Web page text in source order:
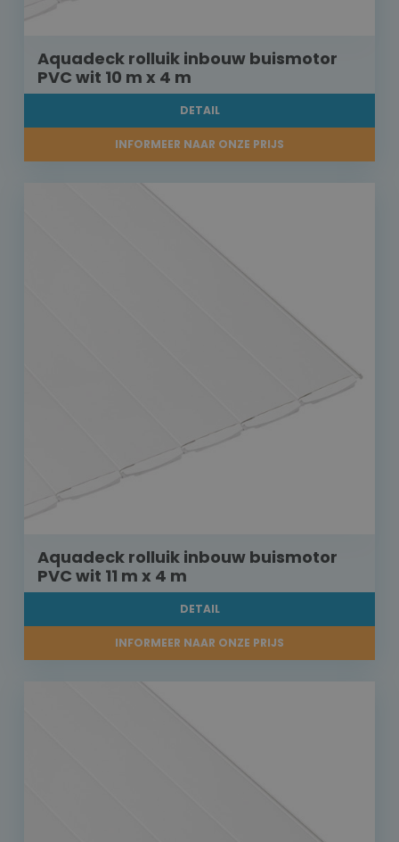
Aquadeck rolluik inbouw buismotor
PVC wit 10 m x 4 m
DETAIL
INFORMEER NAAR ONZE PRIJS
Aquadeck rolluik inbouw buismotor
PVC wit 11 m x 4 m
DETAIL
INFORMEER NAAR ONZE PRIJS